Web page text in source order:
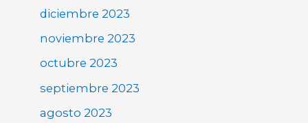
diciembre 2023
noviembre 2023
octubre 2023
septiembre 2023
agosto 2023